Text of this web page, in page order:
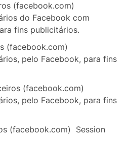
(facebook.com)
do Facebook com
fins publicitários.
(facebook.com)
pelo Facebook, para fins
(facebook.com)
pelo Facebook, para fins
(facebook.com) Session